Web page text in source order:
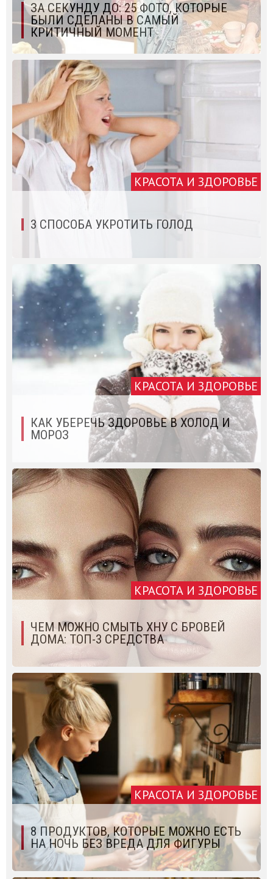
ЗА СЕКУНДУ ДО: 25 ФОТО, КОТОРЫЕ
БЫЛИ СДЕЛАНЫ В САМЫЙ
КРИТИЧНЫЙ МОМЕНТ
КРАСОТА И ЗДОРОВЬЕ
3 СПОСОБА УКРОТИТЬ ГОЛОД
КРАСОТА И ЗДОРОВЬЕ
КАК УБЕРЕЧЬ ЗДОРОВЬЕ В ХОЛОД И
МОРОЗ
КРАСОТА И ЗДОРОВЬЕ
ЧЕМ МОЖНО СМЫТЬ ХНУ С БРОВЕЙ
ДОМА: ТОП-3 СРЕДСТВА
КРАСОТА И ЗДОРОВЬЕ
8 ПРОДУКТОВ, КОТОРЫЕ МОЖНО ЕСТЬ
НА НОЧЬ БЕЗ ВРЕДА ДЛЯ ФИГУРЫ